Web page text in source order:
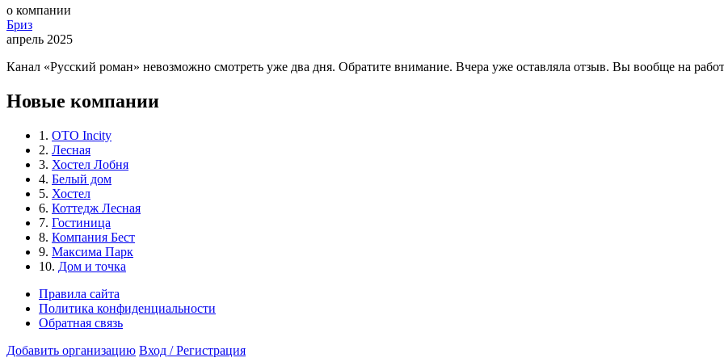
о компании
Бриз
апрель 2025
Канал «Русский роман» невозможно смотреть уже два дня. Обратите внимание. Вчера уже оставляла отзыв. Вы вообще на
Новые компании
1. ОТО Incity
2. Лесная
3. Хостел Лобня
4. Белый дом
5. Хостел
6. Коттедж Лесная
7. Гостиница
8. Компания Бест
9. Максима Парк
10. Дом и точка
Правила сайта
Политика конфиденциальности
Обратная связь
Добавить организацию Вход / Регистрация